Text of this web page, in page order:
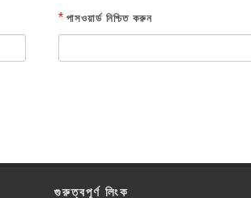
* পাসওয়ার্ড নিশ্চিত করুন
গুরুত্বপূর্ণ লিংক